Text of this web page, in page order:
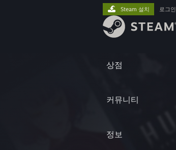
상점
커뮤니티
정보
Steam 설치 로그인